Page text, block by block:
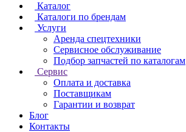
Каталог
Каталоги по брендам
Услуги
Аренда спецтехники
Сервисное обслуживание
Подбор запчастей по каталогам
Сервис
Оплата и доставка
Поставщикам
Гарантии и возврат
Блог
Контакты